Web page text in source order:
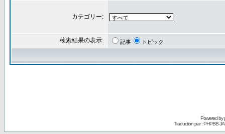
カテゴリー:
検索結果の表示: 記事 トピック
Powered by
Traduction par : PHPBB